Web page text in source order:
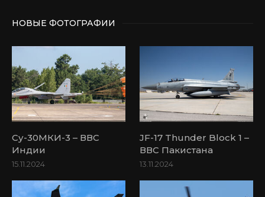
НОВЫЕ ФОТОГРАФИИ
Су-30МКИ-3 – ВВС
Индии
15.11.2024
JF-17 Thunder Block 1 –
ВВС Пакистана
13.11.2024